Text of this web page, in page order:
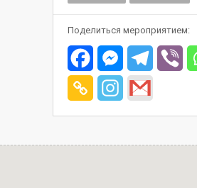
Поделиться мероприятием: